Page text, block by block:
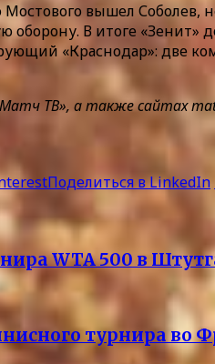
вышел Соболев,
В итоге «Зенит»
«Краснодар»: две
ТВ», а также сайтах
Поделиться в LinkedIn
WTA 500 в
турнира во